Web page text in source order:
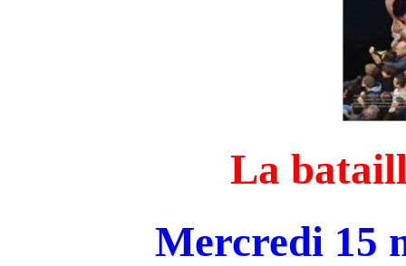
La
Mercredi 15